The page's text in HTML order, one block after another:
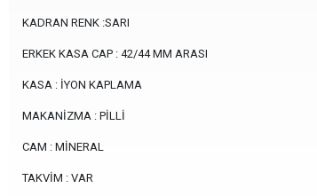
KADRAN RENK :SARI
ERKEK KASA CAP : 42/44 MM ARASI
KASA : İYON KAPLAMA
MAKANİZMA : PİLLİ
CAM : MİNERAL
TAKVİM : VAR